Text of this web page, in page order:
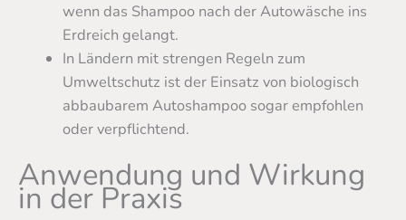
wenn das Shampoo nach der Autowäsche ins
Erdreich gelangt.
In Ländern mit strengen Regeln zum
Umweltschutz ist der Einsatz von biologisch
abbaubarem Autoshampoo sogar empfohlen
oder verpflichtend.
Anwendung und Wirkung
in der Praxis